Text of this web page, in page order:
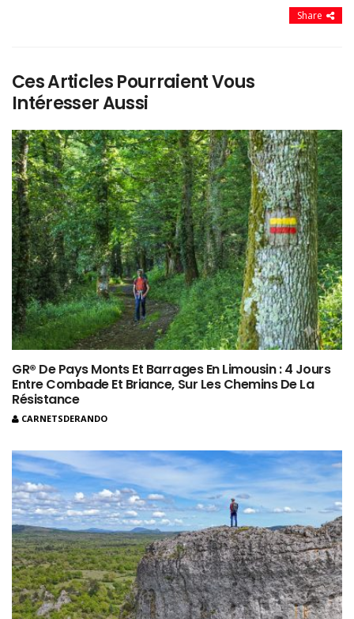
Share
Ces Articles Pourraient Vous
Intéresser Aussi
GR® De Pays Monts Et Barrages En Limousin : 4 Jours
Entre Combade Et Briance, Sur Les Chemins De La
Résistance
CARNETSDERANDO